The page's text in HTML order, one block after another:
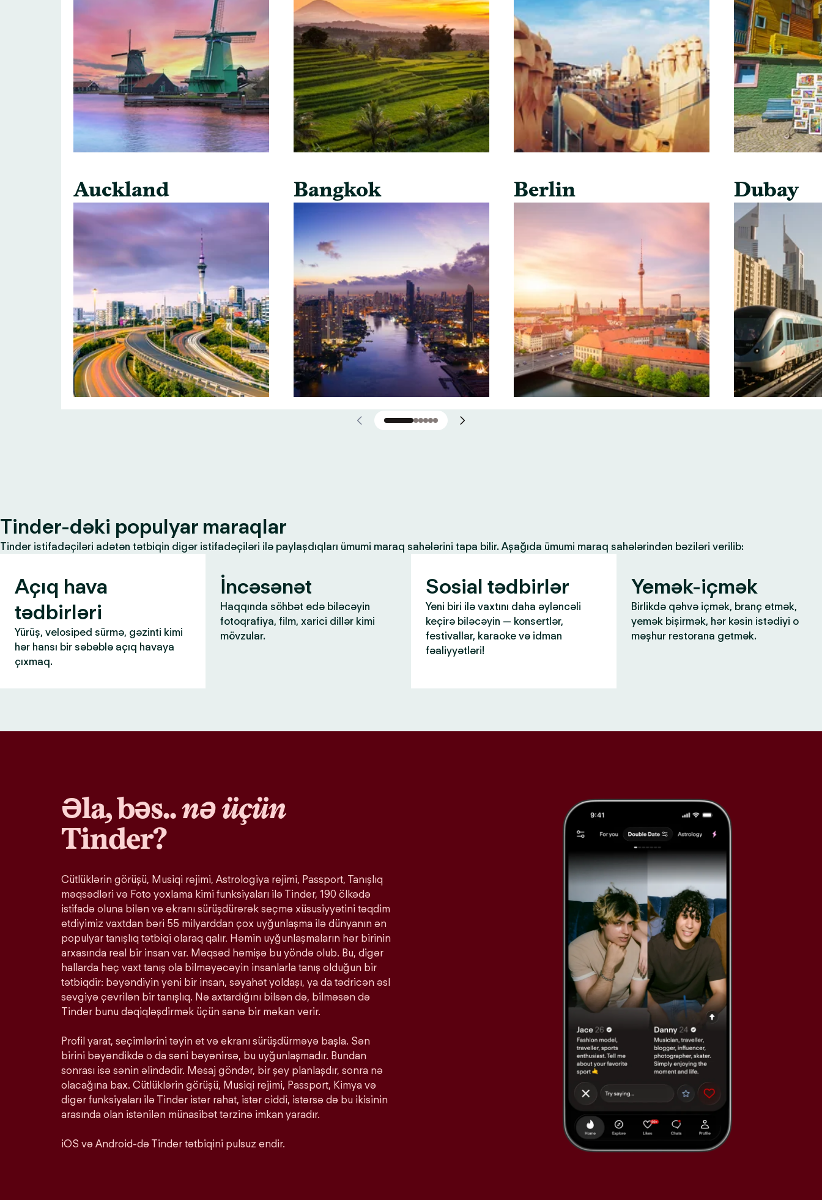
Auckland Bangkok Berlin Dubay
Tinder-dəki populyar maraqlar
Tinder istifadəçiləri adətən tətbiqin digər istifadəçiləri ilə paylaşdıqları ümumi maraq sahələrini tapa bilir. Aşağıda ümumi maraq sahələrindən bəziləri verilib:
Açıq hava
tədbirləri
Yürüş, velosiped sürmə, gəzinti kimi
hər hansı bir səbəblə açıq havaya
çıxmaq.
İncəsənət
Haqqında söhbət edə biləcəyin
fotoqrafiya, film, xarici dillər kimi
mövzular.
Sosial tədbirlər
Yeni biri ilə vaxtını daha əyləncəli
keçirə biləcəyin — konsertlər,
festivallar, karaoke və idman
fəaliyyətləri!
Yemək-içmək
Birlikdə qəhvə içmək, branç etmək,
yemək bişirmək, hər kəsin istədiyi o
məşhur restorana getmək.
Əla, bəs..nə üçün
Tinder?
Cütlüklərin görüşü, Musiqi rejimi, Astrologiya rejimi, Passport, Tanışlıq
məqsədləri və Foto yoxlama kimi funksiyaları ilə Tinder, 190 ölkədə
istifadə oluna bilən və ekranı sürüşdürərək seçmə xüsusiyyətini təqdim
etdiyimiz vaxtdan bəri 55 milyarddan çox uyğunlaşma ilə dünyanın ən
populyar tanışlıq tətbiqi olaraq qalır. Həmin uyğunlaşmaların hər birinin
arxasında real bir insan var. Məqsəd həmişə bu yöndə olub. Bu, digər
hallarda heç vaxt tanış ola bilməyəcəyin insanlarla tanış olduğun bir
tətbiqdir: bəyəndiyin yeni bir insan, səyahət yoldaşı, ya da tədricən əsl
sevgiyə çevrilən bir tanışlıq. Nə axtardığını bilsən də, bilməsən də
Tinder bunu dəqiqləşdirmək üçün sənə bir məkan verir.
Profil yarat, seçimlərini təyin et və ekranı sürüşdürməyə başla. Sən
birini bəyəndikdə o da səni bəyənirsə, bu uyğunlaşmadır. Bundan
sonrası isə sənin əlindədir. Mesaj göndər, bir şey planlaşdır, sonra nə
olacağına bax. Cütlüklərin görüşü, Musiqi rejimi, Passport, Kimya və
digər funksiyaları ilə Tinder istər rahat, istər ciddi, istərsə də bu ikisinin
arasında olan istənilən münasibət tərzinə imkan yaradır.
iOS və Android-də Tinder tətbiqini pulsuz endir.